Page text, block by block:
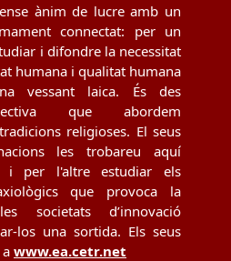
ànim de lucre amb un
connectat: per un
i difondre la necessitat
humana i qualitat humana
vessant laica. És des
que abordem
religioses. El seus
les trobareu aquí
per l'altre estudiar els
que provoca la
societats d’innovació
los una sortida. Els seus
www.ea.cetr.net